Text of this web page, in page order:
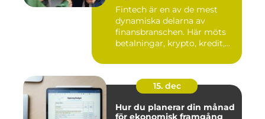
Fintech är en av de mest
dynamiska delarna av
finansbranschen. Här möts
betalningar, krypto, kredit,...
15. dec
Hur du planerar din månad
för ekonomisk framgång